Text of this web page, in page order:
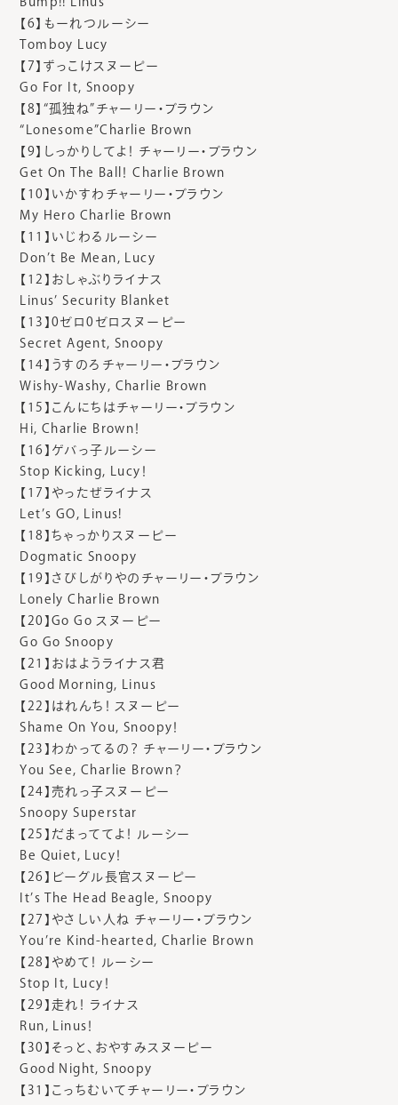
【6】もーれつルーシー
Tomboy Lucy
【7】ずっこけスヌーピー
Go For It, Snoopy
【8】“孤独ね”チャーリー・ブラウン
“Lonesome”Charlie Brown
【9】しっかりしてよ！ チャーリー・ブラウン
Get On The Ball！ Charlie Brown
【10】いかすわチャーリー・ブラウン
My Hero Charlie Brown
【11】いじわるルーシー
Don’t Be Mean, Lucy
【12】おしゃぶりライナス
Linus’ Security Blanket
【13】0ゼロ0ゼロスヌーピー
Secret Agent, Snoopy
【14】うすのろチャーリー・ブラウン
Wishy-Washy, Charlie Brown
【15】こんにちはチャーリー・ブラウン
Hi, Charlie Brown！
【16】ゲバっ子ルーシー
Stop Kicking, Lucy！
【17】やったぜライナス
Let’s GO, Linus!
【18】ちゃっかりスヌーピー
Dogmatic Snoopy
【19】さびしがりやのチャーリー・ブラウン
Lonely Charlie Brown
【20】Go Go スヌーピー
Go Go Snoopy
【21】おはようライナス君
Good Morning, Linus
【22】はれんち！ スヌーピー
Shame On You, Snoopy！
【23】わかってるの？ チャーリー・ブラウン
You See, Charlie Brown？
【24】売れっ子スヌーピー
Snoopy Superstar
【25】だまっててよ！ ルーシー
Be Quiet, Lucy！
【26】ビーグル長官スヌーピー
It’s The Head Beagle, Snoopy
【27】やさしい人ね チャーリー・ブラウン
You’re Kind-hearted, Charlie Brown
【28】やめて！ ルーシー
Stop It, Lucy！
【29】走れ！ ライナス
Run, Linus！
【30】そっと、おやすみスヌーピー
Good Night, Snoopy
【31】こっちむいてチャーリー・ブラウン